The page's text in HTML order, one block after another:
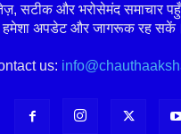
सटीक और भरोसेमंद समाचार
हमेशा अपडेट और जागरूक रह सकें।
us: